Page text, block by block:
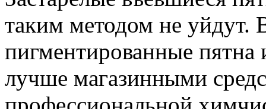
таким методом не уйдут.
пигментированные пятна
лучше магазинными